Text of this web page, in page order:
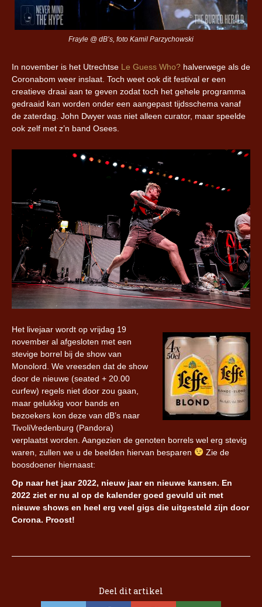
Frayle @ dB’s, foto Kamil Parzychowski
In november is het Utrechtse Le Guess Who? halverwege als de
Coronabom weer inslaat. Toch weet ook dit festival er een
creatieve draai aan te geven zodat toch het gehele programma
gedraaid kan worden onder een aangepast tijdsschema vanaf
de zaterdag. John Dwyer was niet alleen curator, maar speelde
ook zelf met z’n band Osees.
Het livejaar wordt op vrijdag 19
november al afgesloten met een
stevige borrel bij de show van
Monolord. We vreesden dat de show
door de nieuwe (seated + 20.00
curfew) regels niet door zou gaan,
maar gelukkig voor bands en
bezoekers kon deze van dB’s naar
TivoliVredenburg (Pandora)
verplaatst worden. Aangezien de genoten borrels wel erg stevig
waren, zullen we u de beelden hiervan besparen
Zie de
boosdoener hiernaast:
Op naar het jaar 2022, nieuw jaar en nieuwe kansen. En
2022 ziet er nu al op de kalender goed gevuld uit met
nieuwe shows en heel erg veel gigs die uitgesteld zijn door
Corona. Proost!
Deel dit artikel